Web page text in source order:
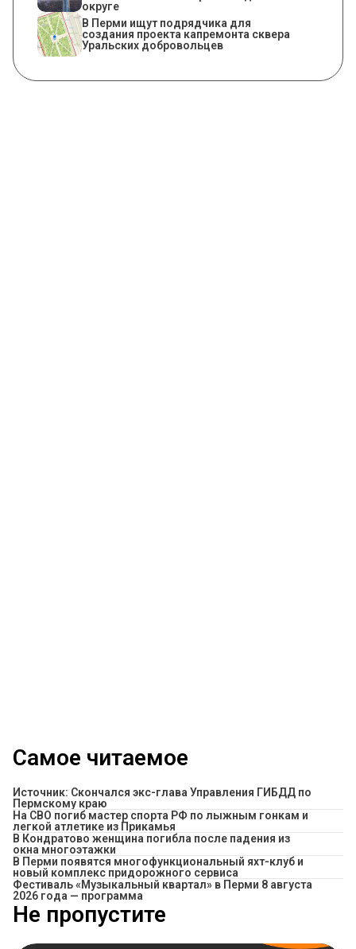
округе
В Перми ищут подрядчика для
создания проекта капремонта сквера
Уральских добровольцев
Самое читаемое
Источник: Скончался экс-глава Управления ГИБДД по
Пермскому краю
На СВО погиб мастер спорта РФ по лыжным гонкам и
легкой атлетике из Прикамья
В Кондратово женщина погибла после падения из
окна многоэтажки
В Перми появятся многофункциональный яхт-клуб и
новый комплекс придорожного сервиса
Фестиваль «Музыкальный квартал» в Перми 8 августа
2026 года — программа
Не пропустите